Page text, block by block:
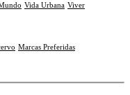
Vida Urbana Viver
Marcas Preferidas